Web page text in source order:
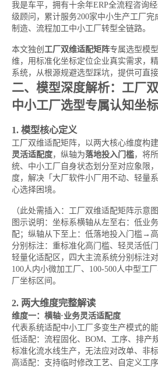
我是车平，拥有十余年ERP全流程咨询
级顾问，累计服务200家中小生产工厂
制造、流程加工中小工厂转型全链路。
本文独创 工厂双维适配矩阵专属选型模
维，用标准化坐标定位企业真实需求，
系统，从根源规避选型踩坑，提供可直
二、模型深度解析：工厂
中小工厂选型专属认知坐标
1. 模型核心定义
工厂双维适配矩阵，以两大核心维度构
灵活适配度，纵轴为落地投入门槛，将
统、中小工厂自身状态划分至对应象限
度，解决「大厂软件小厂用不动、轻量
心选择困境。
（此处需插入：工厂双维适配矩阵示意图
图示说明：坐标系横轴从左至右：低业
配；纵轴从下至上：低落地投入门槛→
分别标注：重标准化高门槛、轻灵活低
轻量化适配区，四大主流系统分别标注
100人内小微加工厂、100-500人中型工
厂坐标区间。
2. 两大维度完整解读
维度一：横轴·业务灵活适配度
代表系统适配中小工厂多变生产模式的
低适配：流程固化、BOM、工序、排产
标准化流水线生产，无法应对改单、非
高适配：支持临时修改工艺、自定义工